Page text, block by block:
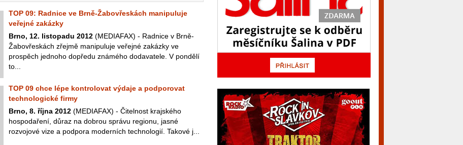
TOP 09: Radnice ve Brně-Žabovřeskách manipuluje
veřejné zakázky
Brno, 12. listopadu 2012 (MEDIAFAX) - Radnice v Brně-
Žabovřeskách zřejmě manipuluje veřejné zakázky ve
prospěch jednoho dopředu známého dodavatele. V pondělí
to...
TOP 09 chce lépe kontrolovat výdaje a podporovat
technologické firmy
Brno, 8. října 2012 (MEDIAFAX) - Čitelnost krajského
hospodaření, důraz na dobrou správu regionu, jasné
rozvojové vize a podpora moderních technologií. Takové j...